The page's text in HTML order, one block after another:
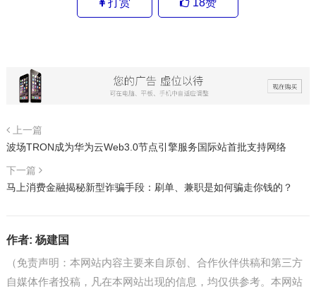
打赏 18赞
上一篇
波场TRON成为华为云Web3.0节点引擎服务国际站首批支持网络
下一篇
马上消费金融揭秘新型诈骗手段：刷单、兼职是如何骗走你钱的？
作者: 杨建国
（免责声明：本网站内容主要来自原创、合作伙伴供稿和第三方
自媒体作者投稿，凡在本网站出现的信息，均仅供参考。本网站